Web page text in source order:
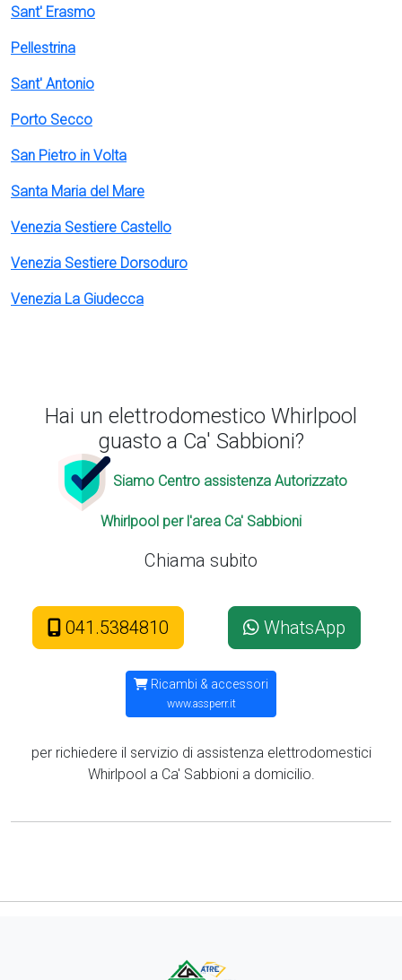
Sant' Erasmo
Pellestrina
Sant' Antonio
Porto Secco
San Pietro in Volta
Santa Maria del Mare
Venezia Sestiere Castello
Venezia Sestiere Dorsoduro
Venezia La Giudecca
Hai un elettrodomestico Whirlpool
guasto a Ca' Sabbioni?
Siamo Centro assistenza Autorizzato
Whirlpool per l'area Ca' Sabbioni
Chiama subito
041.5384810 WhatsApp
Ricambi & accessori
www.assperr.it
per richiedere il servizio di assistenza elettrodomestici
Whirlpool a Ca' Sabbioni a domicilio.